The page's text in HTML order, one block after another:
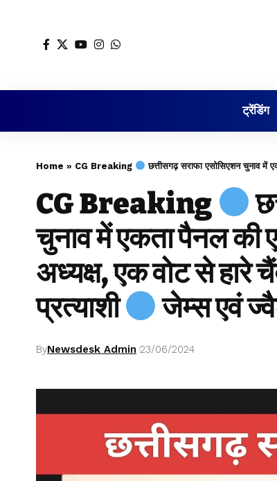
ट्रेंडिंग
Home » CG Breaking छत्तीसगढ़ सराफा एसोसिएशन चुनाव में
CG Breaking
चुनाव में एकता पैनल की
अध्यक्ष, एक वोट से हारे
प्रत्याशी
जेम्स एवं
ByNewsdesk Admin 23/06/2024